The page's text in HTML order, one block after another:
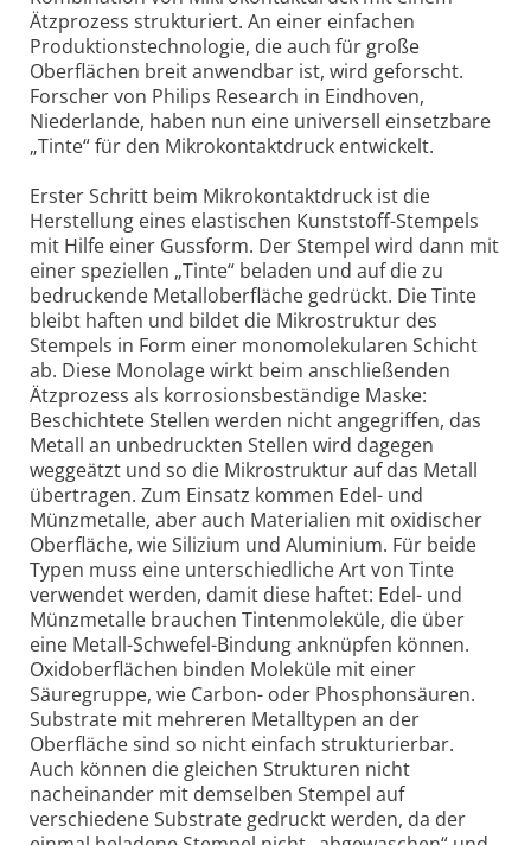
Ätzprozess strukturiert. An einer einfachen
Produktionstechnologie, die auch für große
Oberflächen breit anwendbar ist, wird geforscht.
Forscher von Philips Research in Eindhoven,
Niederlande, haben nun eine universell einsetzbare
„Tinte“ für den Mikrokontaktdruck entwickelt.
Erster Schritt beim Mikrokontaktdruck ist die
Herstellung eines elastischen Kunststoff-Stempels
mit Hilfe einer Gussform. Der Stempel wird dann mit
einer speziellen „Tinte“ beladen und auf die zu
bedruckende Metalloberfläche gedrückt. Die Tinte
bleibt haften und bildet die Mikrostruktur des
Stempels in Form einer monomolekularen Schicht
ab. Diese Monolage wirkt beim anschließenden
Ätzprozess als korrosionsbeständige Maske:
Beschichtete Stellen werden nicht angegriffen, das
Metall an unbedruckten Stellen wird dagegen
weggeätzt und so die Mikrostruktur auf das Metall
übertragen. Zum Einsatz kommen Edel- und
Münzmetalle, aber auch Materialien mit oxidischer
Oberfläche, wie Silizium und Aluminium. Für beide
Typen muss eine unterschiedliche Art von Tinte
verwendet werden, damit diese haftet: Edel- und
Münzmetalle brauchen Tintenmoleküle, die über
eine Metall-Schwefel-Bindung anknüpfen können.
Oxidoberflächen binden Moleküle mit einer
Säuregruppe, wie Carbon- oder Phosphonsäuren.
Substrate mit mehreren Metalltypen an der
Oberfläche sind so nicht einfach strukturierbar.
Auch können die gleichen Strukturen nicht
nacheinander mit demselben Stempel auf
verschiedene Substrate gedruckt werden, da der